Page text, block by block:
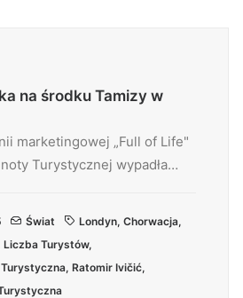
na środku Tamizy w
marketingowej „Full of Life"
Turystycznej wypadła…
Świat Londyn, Chorwacja,
Liczba Turystów,
, Ratomir Ivičić,